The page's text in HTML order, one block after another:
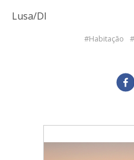
Lusa/DI
Habitação